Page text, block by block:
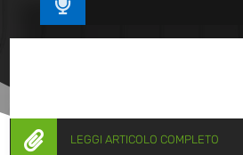
 LEGGI ARTICOLO COMPLETO